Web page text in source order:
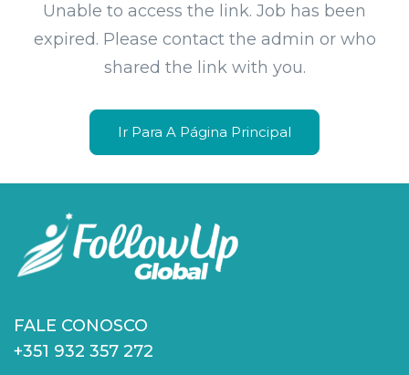
Unable to access the link. Job has been
expired. Please contact the admin or who
shared the link with you.
Ir Para A Página Principal
FALE CONOSCO
+351 932 357 272